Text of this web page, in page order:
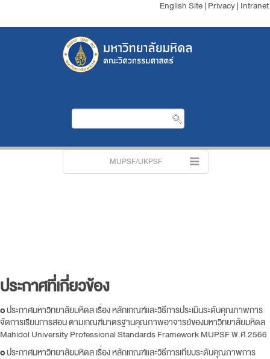
English Site| Privacy| Intranet
MUPSF/UKPSF
ประกาศที่เกี่ยวข้อง
oประกาศมหาวิทยาลัยมหิดล เรื่อง หลักเกณฑ์และวิธีการประเมินระดับคุณภาพการ
จัดการเรียนการสอน ตามเกณฑ์มาตรฐานคุณภาพอาจารย์ของมหาวิทยาลัยมหิดล
Mahidol University Professional Standards Framework MUPSF พ.ศ.2566
oประกาศมหาวิทยาลัยมหิดล เรื่อง หลักเกณฑ์และวิธีการเทียบระดับคุณภาพการ